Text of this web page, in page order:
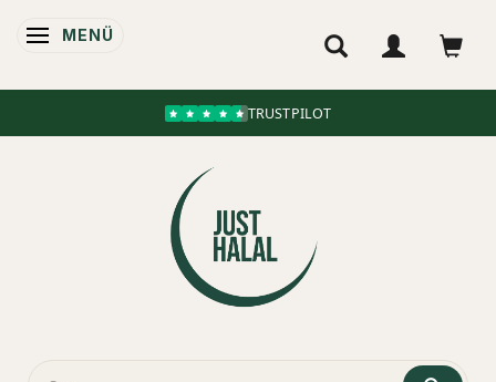
ANZEIGE ÄNDERN
MENÜ
TRUSTPILOT